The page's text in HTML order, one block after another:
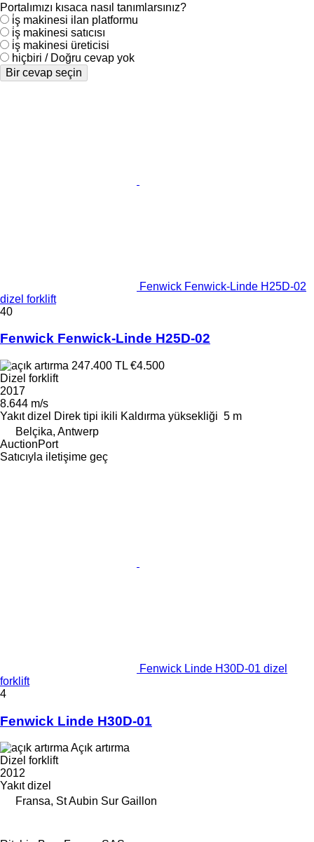
Portalımızı kısaca nasıl tanımlarsınız?
i̇ş makinesi ilan platformu
i̇ş makinesi satıcısı
i̇ş makinesi üreticisi
hiçbiri / Doğru cevap yok
Bir cevap seçin
Fenwick Fenwick-Linde H25D-02
dizel forklift
40
Fenwick Fenwick-Linde H25D-02
247.400 TL €4.500
Dizel forklift
2017
8.644 m/s
Yakıt dizel Direk tipi ikili Kaldırma yüksekliği 5 m
Belçika, Antwerp
AuctionPort
Satıcıyla iletişime geç
Fenwick Linde H30D-01 dizel
forklift
4
Fenwick Linde H30D-01
Açık artırma
Dizel forklift
2012
Yakıt dizel
Fransa, St Aubin Sur Gaillon